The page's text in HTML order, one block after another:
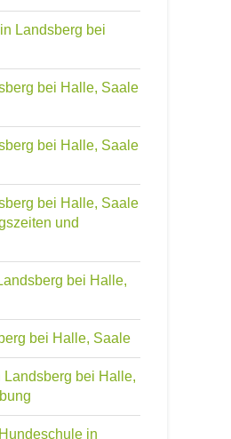
Landsberg bei
bei Halle, Saale
bei Halle, Saale
bei Halle, Saale
und
bei Halle,
bei Halle, Saale
Landsberg bei Halle,
in